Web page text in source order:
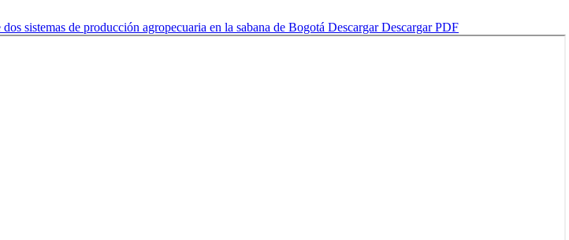
sistemas de producción agropecuaria en la sabana de Bogotá DescargarDescargar PDF